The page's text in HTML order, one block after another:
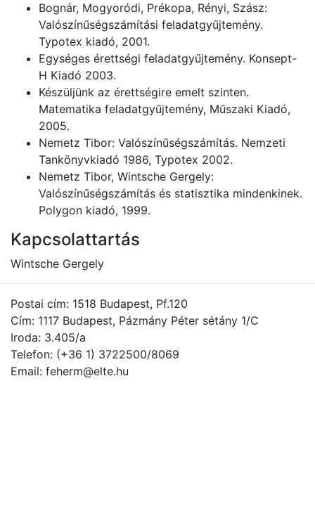
Bognár, Mogyoródi, Prékopa, Rényi, Szász:
Valószínűségszámítási feladatgyűjtemény.
Typotex kiadó, 2001.
Egységes érettségi feladatgyűjtemény. Konsept-
H Kiadó 2003.
Készüljünk az érettségire emelt szinten.
Matematika feladatgyűjtemény, Műszaki Kiadó,
2005.
Nemetz Tibor: Valószínűségszámítás. Nemzeti
Tankönyvkiadó 1986, Typotex 2002.
Nemetz Tibor, Wintsche Gergely:
Valószínűségszámítás és statisztika mindenkinek.
Polygon kiadó, 1999.
Kapcsolattartás
Wintsche Gergely
Postai cím: 1518 Budapest, Pf.120
Cím: 1117 Budapest, Pázmány Péter sétány 1/C
Iroda: 3.405/a
Telefon: (+36 1) 3722500/8069
Email: feherm@elte.hu